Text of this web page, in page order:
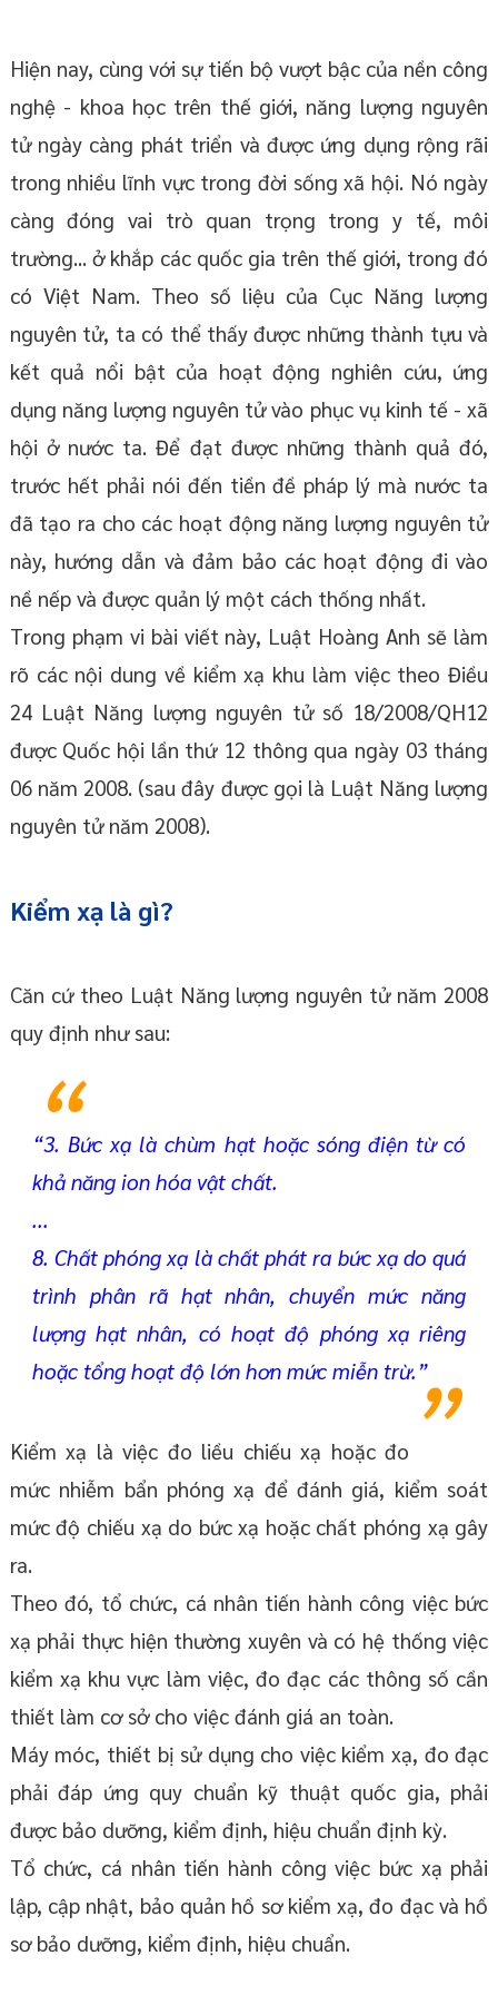
Hiện nay, cùng với sự tiến bộ vượt bậc của nền công
nghệ - khoa học trên thế giới, năng lượng nguyên
tử ngày càng phát triển và được ứng dụng rộng rãi
trong nhiều lĩnh vực trong đời sống xã hội. Nó ngày
càng đóng vai trò quan trọng trong y tế, môi
trường... ở khắp các quốc gia trên thế giới, trong đó
có Việt Nam. Theo số liệu của Cục Năng lượng
nguyên tử, ta có thể thấy được những thành tựu và
kết quả nổi bật của hoạt động nghiên cứu, ứng
dụng năng lượng nguyên tử vào phục vụ kinh tế - xã
hội ở nước ta. Để đạt được những thành quả đó,
trước hết phải nói đến tiền đề pháp lý mà nước ta
đã tạo ra cho các hoạt động năng lượng nguyên tử
này, hướng dẫn và đảm bảo các hoạt động đi vào
nề nếp và được quản lý một cách thống nhất.
Trong phạm vi bài viết này, Luật Hoàng Anh sẽ làm
rõ các nội dung về kiểm xạ khu làm việc theo Điều
24 Luật Năng lượng nguyên tử số 18/2008/QH12
được Quốc hội lần thứ 12 thông qua ngày 03 tháng
06 năm 2008. (sau đây được gọi là Luật Năng lượng
nguyên tử năm 2008).
Kiểm xạ là gì?
Căn cứ theo Luật Năng lượng nguyên tử năm 2008
quy định như sau:
“3. Bức xạ là chùm hạt hoặc sóng điện từ có
khả năng ion hóa vật chất.
...
8. Chất phóng xạ là chất phát ra bức xạ do quá
trình phân rã hạt nhân, chuyển mức năng
lượng hạt nhân, có hoạt độ phóng xạ riêng
hoặc tổng hoạt độ lớn hơn mức miễn trừ.”
Kiểm xạ là việc đo liều chiếu xạ hoặc đo
mức nhiễm bẩn phóng xạ để đánh giá, kiểm soát
mức độ chiếu xạ do bức xạ hoặc chất phóng xạ gây
ra.
Theo đó, tổ chức, cá nhân tiến hành công việc bức
xạ phải thực hiện thường xuyên và có hệ thống việc
kiểm xạ khu vực làm việc, đo đạc các thông số cần
thiết làm cơ sở cho việc đánh giá an toàn.
Máy móc, thiết bị sử dụng cho việc kiểm xạ, đo đạc
phải đáp ứng quy chuẩn kỹ thuật quốc gia, phải
được bảo dưỡng, kiểm định, hiệu chuẩn định kỳ.
Tổ chức, cá nhân tiến hành công việc bức xạ phải
lập, cập nhật, bảo quản hồ sơ kiểm xạ, đo đạc và hồ
sơ bảo dưỡng, kiểm định, hiệu chuẩn.